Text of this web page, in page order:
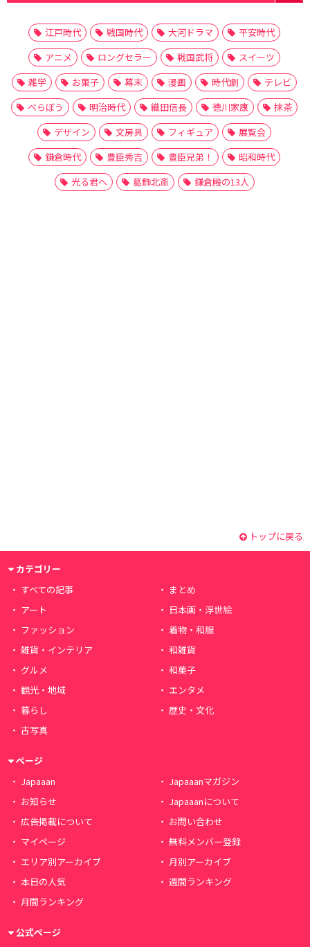
江戸時代 戦国時代 大河ドラマ
平安時代
アニメ
ロングセラー 戦国武将
スイーツ
雑学
お菓子 幕末 漫画 時代劇
テレビ
べらぼう
明治時代 織田信長 徳川家康
抹茶
デザイン
文房具 フィギュア
展覧会
鎌倉時代
豊臣秀吉 豊臣兄弟！
昭和時代
光る君へ
葛飾北斎 鎌倉殿の13人
トップに戻る
カテゴリー
すべての記事
まとめ
アート
日本画・浮世絵
ファッション
着物・和服
雑貨・インテリア
和雑貨
グルメ
和菓子
観光・地域
エンタメ
暮らし
歴史・文化
古写真
ページ
Japaaan
Japaaanマガジン
お知らせ
Japaaanについて
広告掲載について
お問い合わせ
マイページ
無料メンバー登録
エリア別アーカイブ
月別アーカイブ
本日の人気
週間ランキング
月間ランキング
公式ページ